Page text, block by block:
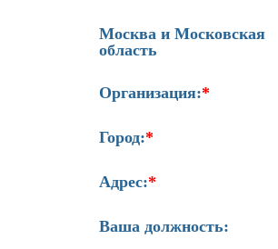
Москва и Московская
область
Организация:*
Город:*
Адрес:*
Ваша должность: